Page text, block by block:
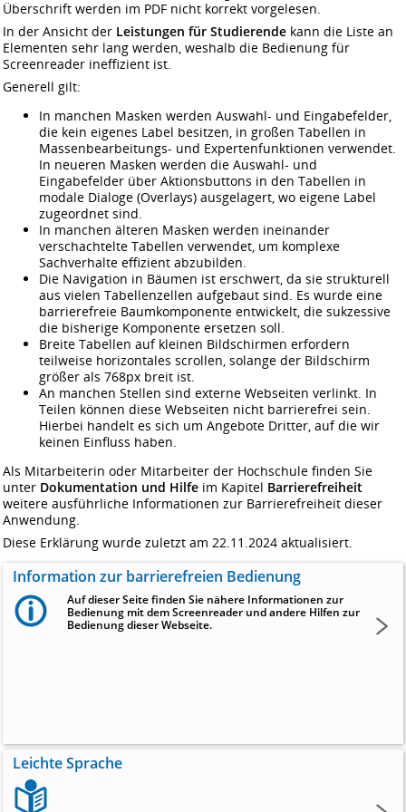
Überschrift werden im PDF nicht korrekt vorgelesen.
In der Ansicht der Leistungen für Studierende kann die Liste an
Elementen sehr lang werden, weshalb die Bedienung für
Screenreader ineffizient ist.
Generell gilt:
In manchen Masken werden Auswahl- und Eingabefelder,
die kein eigenes Label besitzen, in großen Tabellen in
Massenbearbeitungs- und Expertenfunktionen verwendet.
In neueren Masken werden die Auswahl- und
Eingabefelder über Aktionsbuttons in den Tabellen in
modale Dialoge (Overlays) ausgelagert, wo eigene Label
zugeordnet sind.
In manchen älteren Masken werden ineinander
verschachtelte Tabellen verwendet, um komplexe
Sachverhalte effizient abzubilden.
Die Navigation in Bäumen ist erschwert, da sie strukturell
aus vielen Tabellenzellen aufgebaut sind. Es wurde eine
barrierefreie Baumkomponente entwickelt, die sukzessive
die bisherige Komponente ersetzen soll.
Breite Tabellen auf kleinen Bildschirmen erfordern
teilweise horizontales scrollen, solange der Bildschirm
größer als 768px breit ist.
An manchen Stellen sind externe Webseiten verlinkt. In
Teilen können diese Webseiten nicht barrierefrei sein.
Hierbei handelt es sich um Angebote Dritter, auf die wir
keinen Einfluss haben.
Als Mitarbeiterin oder Mitarbeiter der Hochschule finden Sie
unter Dokumentation und Hilfe im Kapitel Barrierefreiheit
weitere ausführliche Informationen zur Barrierefreiheit dieser
Anwendung.
Diese Erklärung wurde zuletzt am 22.11.2024 aktualisiert.
Information zur barrierefreien Bedienung
Auf dieser Seite finden Sie nähere Informationen zur
Bedienung mit dem Screenreader und andere Hilfen zur
Bedienung dieser Webseite.
Leichte Sprache